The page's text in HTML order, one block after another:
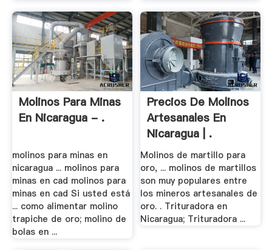
Molinos Para Minas
En Nicaragua - .
molinos para minas en
nicaragua ... molinos para
minas en cad molinos para
minas en cad Si usted está
... como alimentar molino
trapiche de oro; molino de
bolas en ...
Precios De Molinos
Artesanales En
Nicaragua | .
Molinos de martillo para
oro, ... molinos de martillos
son muy populares entre
los mineros artesanales de
oro. . Trituradora en
Nicaragua; Trituradora ...